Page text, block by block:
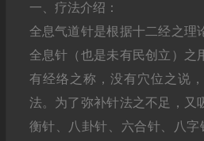
一、疗法介绍：
全息气道针是根据十二经之理
全息针（也是未有民创立）之
有经络之称，没有穴位之说
法。为了弥补针法之不足，又
衡针、八卦针、六合针、八